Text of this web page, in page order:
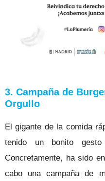
3. Campaña de
Orgullo
El gigante de la comida
tenido un bonito
Concretamente, ha sido
cabo una campaña de